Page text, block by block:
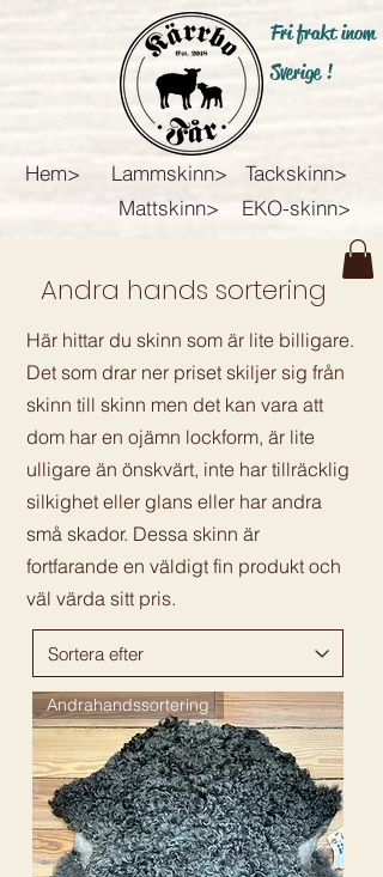
Fri frakt inom
Sverige !
Hem> Lammskinn>
Tackskinn>
Mattskinn>
EKO-skinn>
Andra hands sortering
Här hittar du skinn som är lite billigare.
Det som drar ner priset skiljer sig från
skinn till skinn men det kan vara att
dom har en ojämn lockform, är lite
ulligare än önskvärt, inte har tillräcklig
silkighet eller glans eller har andra
små skador. Dessa skinn är
fortfarande en väldigt fin produkt och
väl värda sitt pris.
Andrahandssortering